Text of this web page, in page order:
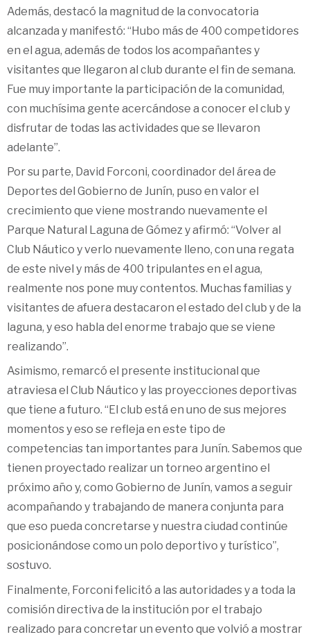
Además, destacó la magnitud de la convocatoria
alcanzada y manifestó: “Hubo más de 400 competidores
en el agua, además de todos los acompañantes y
visitantes que llegaron al club durante el fin de semana.
Fue muy importante la participación de la comunidad,
con muchísima gente acercándose a conocer el club y
disfrutar de todas las actividades que se llevaron
adelante”.
Por su parte, David Forconi, coordinador del área de
Deportes del Gobierno de Junín, puso en valor el
crecimiento que viene mostrando nuevamente el
Parque Natural Laguna de Gómez y afirmó: “Volver al
Club Náutico y verlo nuevamente lleno, con una regata
de este nivel y más de 400 tripulantes en el agua,
realmente nos pone muy contentos. Muchas familias y
visitantes de afuera destacaron el estado del club y de la
laguna, y eso habla del enorme trabajo que se viene
realizando”.
Asimismo, remarcó el presente institucional que
atraviesa el Club Náutico y las proyecciones deportivas
que tiene a futuro. “El club está en uno de sus mejores
momentos y eso se refleja en este tipo de
competencias tan importantes para Junín. Sabemos que
tienen proyectado realizar un torneo argentino el
próximo año y, como Gobierno de Junín, vamos a seguir
acompañando y trabajando de manera conjunta para
que eso pueda concretarse y nuestra ciudad continúe
posicionándose como un polo deportivo y turístico”,
sostuvo.
Finalmente, Forconi felicitó a las autoridades y a toda la
comisión directiva de la institución por el trabajo
realizado para concretar un evento que volvió a mostrar